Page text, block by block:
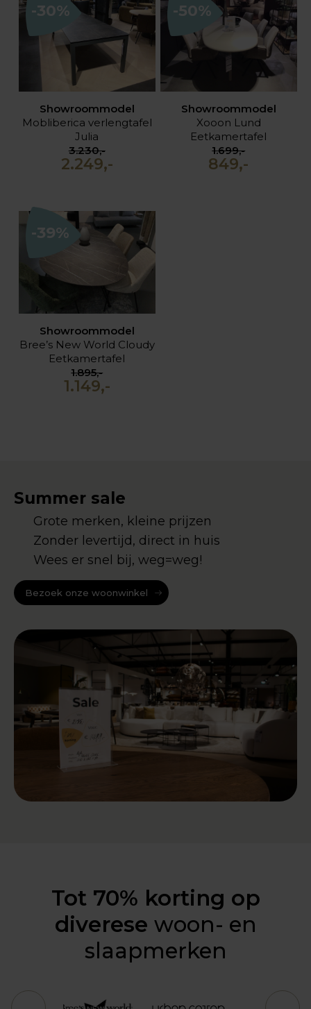
Showroommodel
Mobliberica verlengtafel
Julia
3.230,-
2.249,-
-30%
Showroommodel
Xooon Lund
Eetkamertafel
1.699,-
849,-
-50%
Showroommodel
Bree’s New World Cloudy
Eetkamertafel
1.895,-
1.149,-
-39%
Summer sale
Grote merken, kleine prijzen
Zonder levertijd, direct in huis
Wees er snel bij, weg=weg!
Bezoek onze woonwinkel
Tot 70% korting op
diverese woon- en
slaapmerken